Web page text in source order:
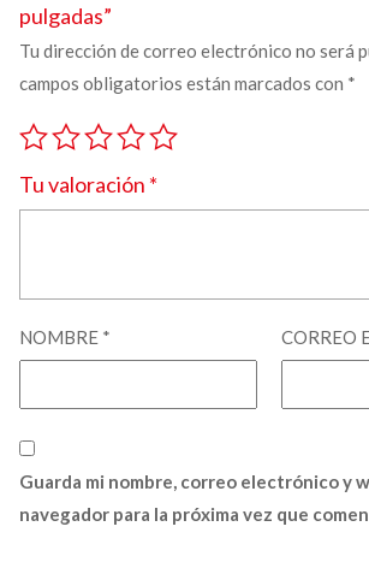
pulgadas”
Tu dirección de correo electrónico no será
campos obligatorios están marcados con *
Tu valoración *
NOMBRE * CORREO
Guarda mi nombre, correo electrónico y
navegador para la próxima vez que